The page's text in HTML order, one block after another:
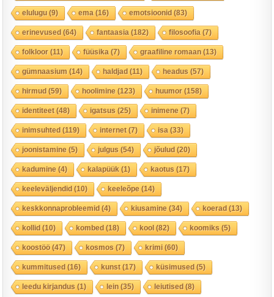
elulugu(9) ema (16) emotsioonid(83)
erinevused(64) fantaasia (182) filosoofia (7)
folkloor(11) füüsika (7) graafiline romaan(13)
gümnaasium (14) haldjad(11) headus (57)
hirmud(59) hoolimine (123) huumor(158)
identiteet(48) igatsus (25) inimene (7)
inimsuhted(119) internet(7) isa (33)
joonistamine (5) julgus (54) jõulud(20)
kadumine (4) kalapüük (1) kaotus (17)
keeleväljendid(10) keeleõpe (14)
keskkonnaprobleemid(4) kiusamine (34) koerad(13)
kollid(10) kombed(18) kool(82) koomiks (5)
koostöö(47) kosmos (7) krimi(60)
kummitused(16) kunst(17) küsimused(5)
leedu kirjandus (1) lein(35) leiutised(8)